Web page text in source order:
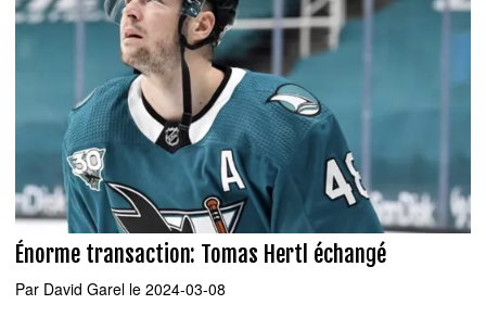
Énorme transaction: Tomas Hertl échangé
Par David Garel le 2024-03-08